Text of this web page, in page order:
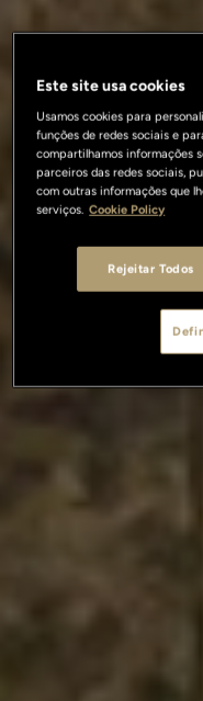
Este site usa cookies
Usamos cookies para
funções de redes sociais e
compartilhamos informações
parceiros das redes sociais,
com outras informações que
serviços. Cookie Policy
Rejeitar Todos